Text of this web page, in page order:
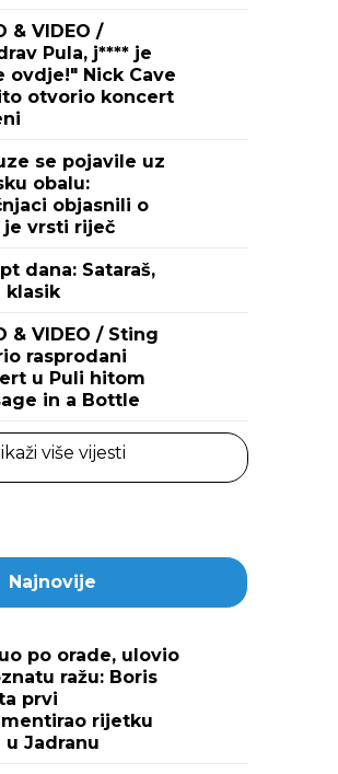
& VIDEO /
Pula, j**** je
ovdje!" Nick Cave
otvorio koncert
se pojavile uz
obalu:
objasnili o
je vrsti riječ
dana: Sataraš,
klasik
& VIDEO / Sting
rasprodani
u Puli hitom
in a Bottle
više vijesti
Najnovije
po orade, ulovio
ražu: Boris
prvi
rijetku
u Jadranu